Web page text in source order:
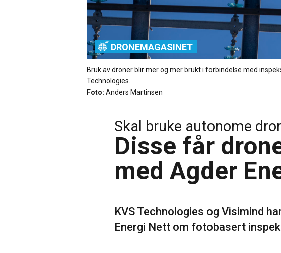
DRONEMAGASINET
Bruk av droner blir mer og mer brukt i forbindelse med
Technologies.
Foto: Anders Martinsen
Skal bruke autonome
Disse får
med Agder
KVS Technologies og Visimind
Energi Nett om fotobasert